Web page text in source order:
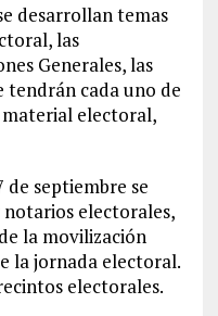
desarrollan temas
las
Generales, las
tendrán cada uno de
electoral,
de septiembre se
electorales,
la movilización
la jornada electoral.
electorales.